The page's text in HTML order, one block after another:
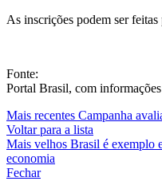
As inscrições podem ser feitas
Fonte:
Portal Brasil, com
Mais recentes Campanha
Voltar para a lista
Mais velhos Brasil é exemplo
economia
Fechar